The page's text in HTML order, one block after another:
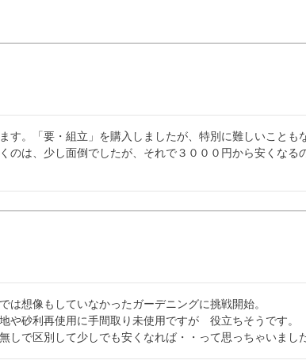
す。「要・組立」を購入しましたが、特別に難しいことも
のは、少し面倒でしたが、それで３０００円から安くなる
想像もしていなかったガーデニングに挑戦開始。
砂利再使用に手間取り未使用ですが　役立ちそうです。
で区別して少しでも安くなれば・・って思っちゃいました